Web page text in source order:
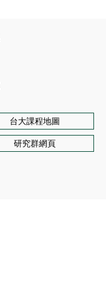
台大課程地圖
研究群網頁